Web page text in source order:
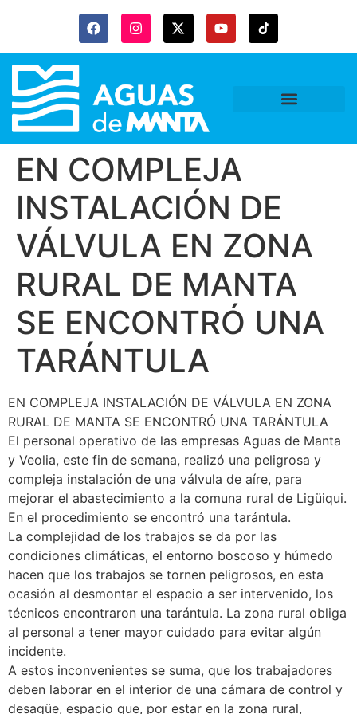
EN COMPLEJA
INSTALACIÓN DE
VÁLVULA EN ZONA
RURAL DE MANTA
SE ENCONTRÓ UNA
TARÁNTULA
EN COMPLEJA INSTALACIÓN DE VÁLVULA EN ZONA
RURAL DE MANTA SE ENCONTRÓ UNA TARÁNTULA
El personal operativo de las empresas Aguas de Manta
y Veolia, este fin de semana, realizó una peligrosa y
compleja instalación de una válvula de aíre, para
mejorar el abastecimiento a la comuna rural de Ligüiqui.
En el procedimiento se encontró una tarántula.
La complejidad de los trabajos se da por las
condiciones climáticas, el entorno boscoso y húmedo
hacen que los trabajos se tornen peligrosos, en esta
ocasión al desmontar el espacio a ser intervenido, los
técnicos encontraron una tarántula. La zona rural obliga
al personal a tener mayor cuidado para evitar algún
incidente.
A estos inconvenientes se suma, que los trabajadores
deben laborar en el interior de una cámara de control y
desagüe, espacio que, por estar en la zona rural,